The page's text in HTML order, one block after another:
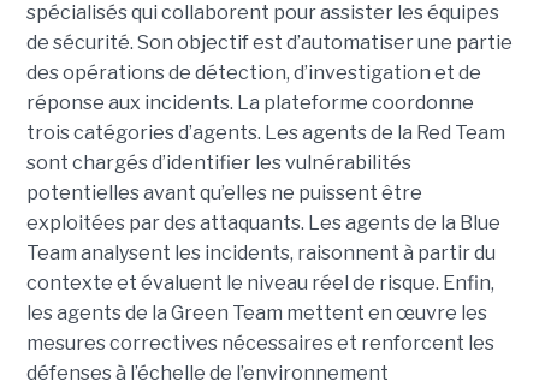
spécialisés qui collaborent pour assister les équipes
de sécurité. Son objectif est d’automatiser une partie
des opérations de détection, d’investigation et de
réponse aux incidents. La plateforme coordonne
trois catégories d’agents. Les agents de la Red Team
sont chargés d’identifier les vulnérabilités
potentielles avant qu’elles ne puissent être
exploitées par des attaquants. Les agents de la Blue
Team analysent les incidents, raisonnent à partir du
contexte et évaluent le niveau réel de risque. Enfin,
les agents de la Green Team mettent en œuvre les
mesures correctives nécessaires et renforcent les
défenses à l’échelle de l’environnement